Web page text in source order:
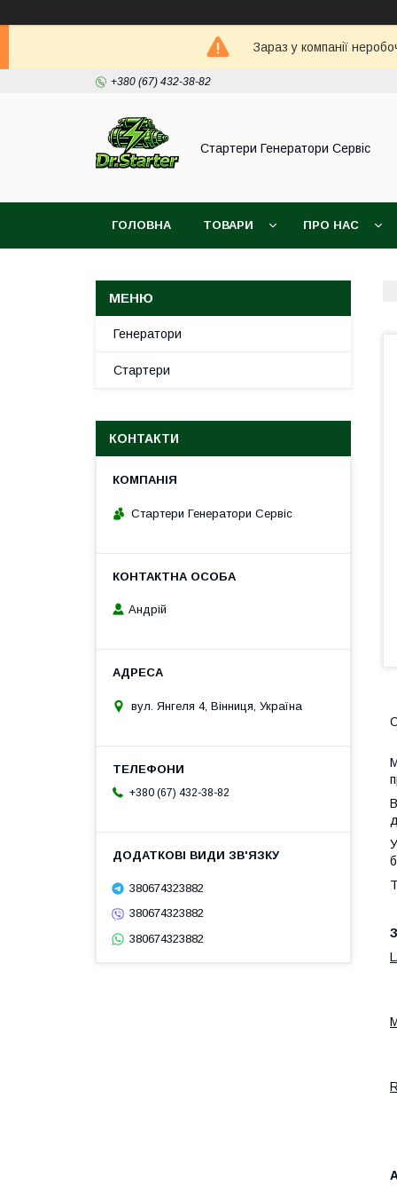
Зараз у компанії
+380 (67) 432-38-82
Стартери Генератори Сервіс
ГОЛОВНА ТОВАРИ ПРО НАС
Генератори
Стартери
КОНТАКТИ
Стартери Генератори Сервіс
Андрій
вул. Янгеля 4, Вінниця, Україна
+380 (67) 432-38-82
380674323882
380674323882
380674323882